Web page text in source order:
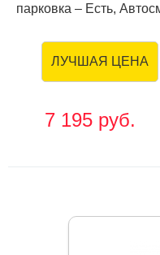
парковка – Есть,
ЛУЧШАЯ ЦЕНА
7 195 руб.